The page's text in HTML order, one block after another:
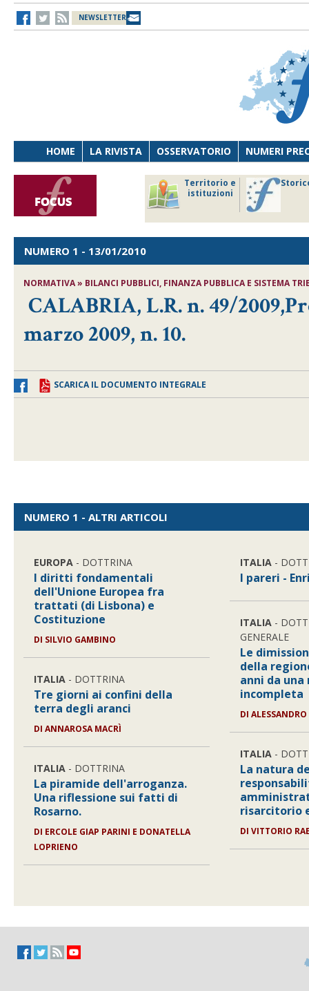
NEWSLETTER
HOME LA RIVISTA OSSERVATORIO NUMERI
Territorio e
istituzioni
NUMERO 1 - 13/01/2010
NORMATIVA » BILANCI PUBBLICI, FINANZA PUBBLICA E SISTEMA
CALABRIA, L.R. n. 49/
marzo 2009, n. 10.
SCARICA IL DOCUMENTO INTEGRALE
NUMERO 1 - ALTRI ARTICOLI
EUROPA - DOTTRINA
I diritti fondamentali
dell'Unione Europea fra
trattati (di Lisbona) e
Costituzione
DI SILVIO GAMBINO
ITALIA - DOTTRINA
Tre giorni ai confini della
terra degli aranci
DI ANNAROSA MACRÌ
ITALIA - DOTTRINA
La piramide dell'arroganza.
Una riflessione sui fatti di
Rosarno.
DI ERCOLE GIAP PARINI E DONATELLA
LOPRIENO
ITALIA -
I pareri -
ITALIA -
GENERALE
Le
della
anni da
incompleta
DI ALESSANDRO
ITALIA -
La natura
risarcitorio
DI VITTORIO